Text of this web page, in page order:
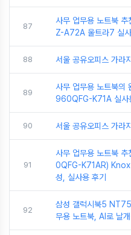
87
사무 업무용 노트북
Z-A72A 울트라7 실사
88 서울 공유오피스 가라
89
사무 업무용 노트북
960QFG-K71A 실사
90 서울 공유오피스 가라
91
사무 업무용 노트북
0QFG-K71AR) Knox
성, 실사용 후기
92
삼성 갤럭시북5
무용 노트북, AI로 날